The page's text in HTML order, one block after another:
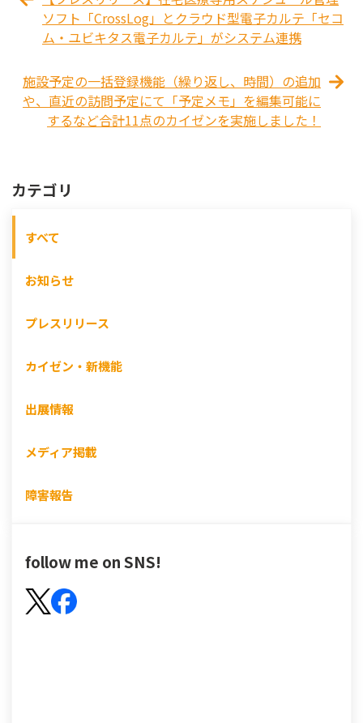
ソフト「CrossLog」とクラウド型電子カルテ「セコ
ム・ユビキタス電子カルテ」がシステム連携
施設予定の一括登録機能（繰り返し、時間）の追加
や、直近の訪問予定にて「予定メモ」を編集可能に
するなど合計11点のカイゼンを実施しました！
カテゴリ
すべて
お知らせ
プレスリリース
カイゼン・新機能
出展情報
メディア掲載
障害報告
follow me on SNS!